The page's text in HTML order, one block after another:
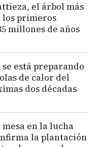
el árbol más
los primeros
millones de años
está preparando
de calor del
dos décadas
en la lucha
la plantación